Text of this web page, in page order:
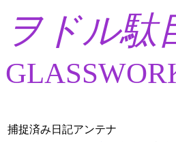
ヲドル駄
捕捉済み日記アンテナ